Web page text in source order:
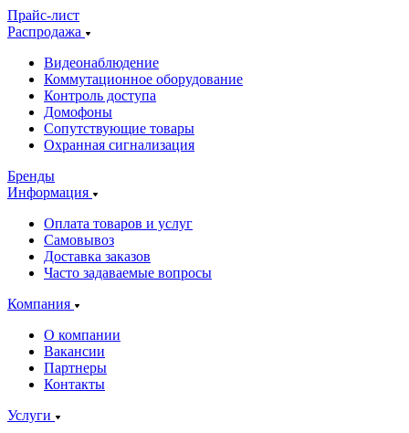
Прайс-лист
Распродажа
Видеонаблюдение
Коммутационное оборудование
Контроль доступа
Домофоны
Сопутствующие товары
Охранная сигнализация
Бренды
Информация
Оплата товаров и услуг
Самовывоз
Доставка заказов
Часто задаваемые вопросы
Компания
О компании
Вакансии
Партнеры
Контакты
Услуги